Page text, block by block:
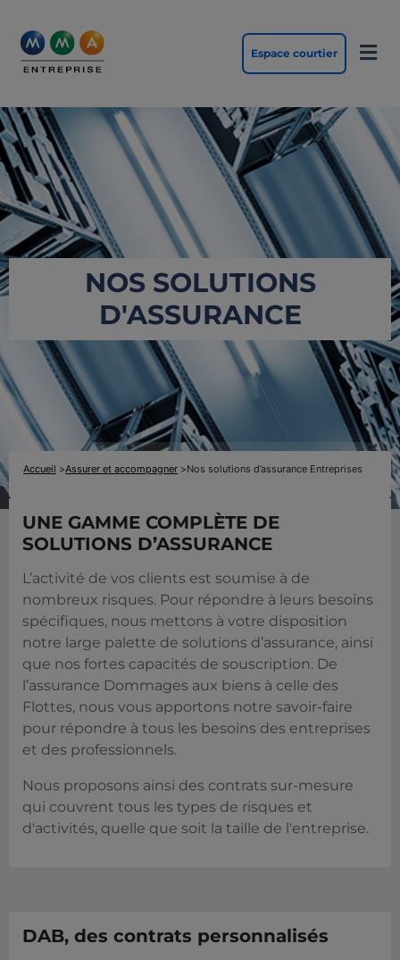
Espace courtier
NOS SOLUTIONS
D'ASSURANCE
Accueil >Assurer et accompagner >Nos solutions d’assurance Entreprises
UNE GAMME COMPLÈTE DE
SOLUTIONS D’ASSURANCE
L’activité de vos clients est soumise à de
nombreux risques. Pour répondre à leurs besoins
spécifiques, nous mettons à votre disposition
notre large palette de solutions d’assurance, ainsi
que nos fortes capacités de souscription. De
l’assurance Dommages aux biens à celle des
Flottes, nous vous apportons notre savoir-faire
pour répondre à tous les besoins des entreprises
et des professionnels.
Nous proposons ainsi des contrats sur-mesure
qui couvrent tous les types de risques et
d'activités, quelle que soit la taille de l'entreprise.
DAB, des contrats personnalisés